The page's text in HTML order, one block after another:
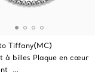
Tiffany(MC)
à billes Plaque en cœur
…